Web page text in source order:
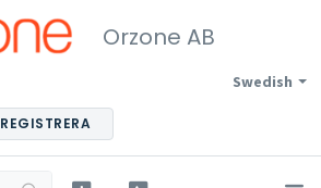
Orzone AB
Swedish
REGISTRERA